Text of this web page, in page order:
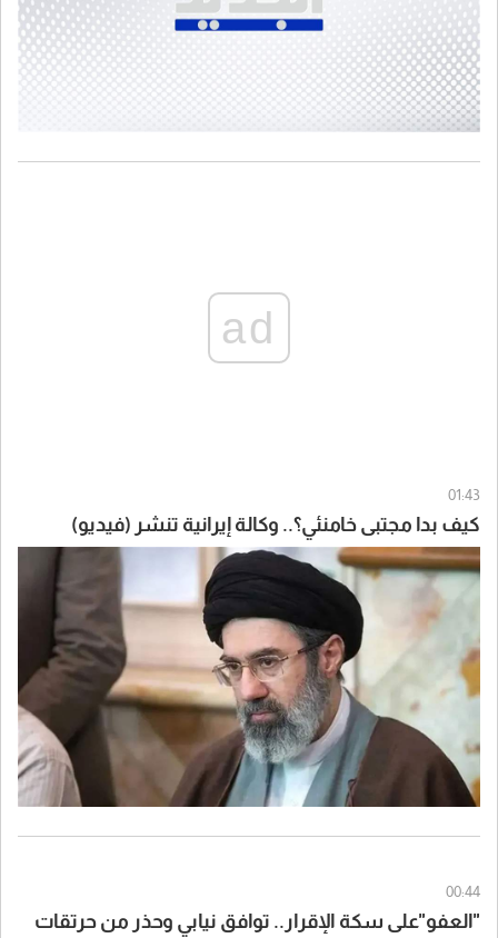
ad
01:43
كيف بدا مجتبى خامنئي؟.. وكالة إيرانية تنشر (فيديو)
00:44
"العفو"على سكة الإقرار.. توافق نيابي وحذر من حرتقات